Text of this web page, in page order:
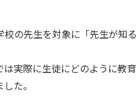
の先生を対象に「先生が知
実際に生徒にどのように教
た。